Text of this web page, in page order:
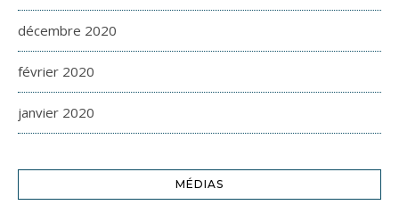
décembre 2020
février 2020
janvier 2020
MÉDIAS